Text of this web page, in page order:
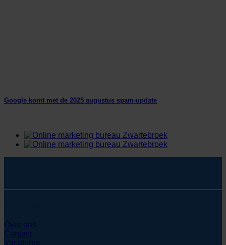
Google komt met de 2025 augustus spam-update
Over ons
Contact
Vacatures